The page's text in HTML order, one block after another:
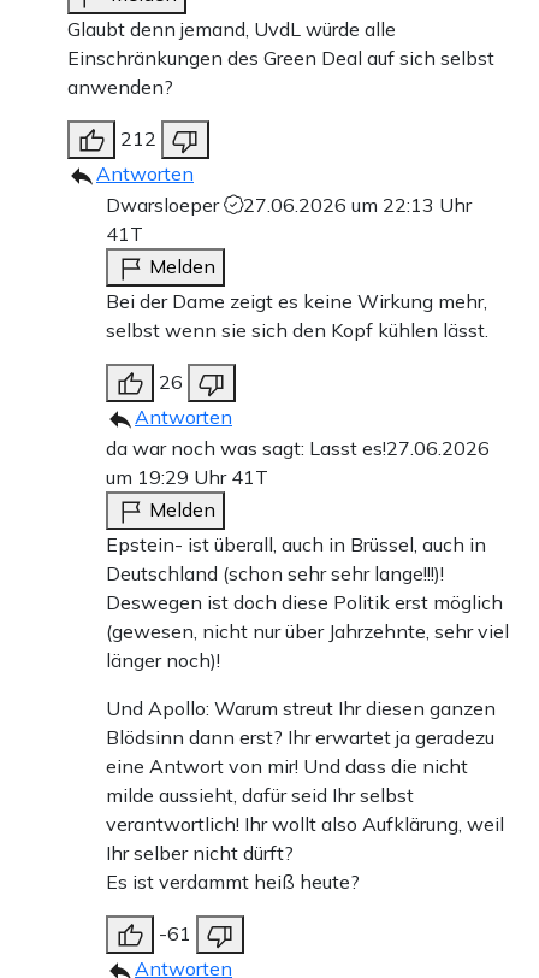
Glaubt denn jemand, UvdL würde alle
Einschränkungen des Green Deal auf sich selbst
anwenden?
212
Antworten
Dwarsloeper
27.06.2026 um 22:13 Uhr
41T
Melden
Bei der Dame zeigt es keine Wirkung mehr,
selbst wenn sie sich den Kopf kühlen lässt.
26
Antworten
da war noch was sagt: Lasst es!27.06.2026
um 19:29 Uhr 41T
Melden
Epstein- ist überall, auch in Brüssel, auch in
Deutschland (schon sehr sehr lange!!!)!
Deswegen ist doch diese Politik erst möglich
(gewesen, nicht nur über Jahrzehnte, sehr viel
länger noch)!
Und Apollo: Warum streut Ihr diesen ganzen
Blödsinn dann erst? Ihr erwartet ja geradezu
eine Antwort von mir! Und dass die nicht
milde aussieht, dafür seid Ihr selbst
verantwortlich! Ihr wollt also Aufklärung, weil
Ihr selber nicht dürft?
Es ist verdammt heiß heute?
-61
Antworten